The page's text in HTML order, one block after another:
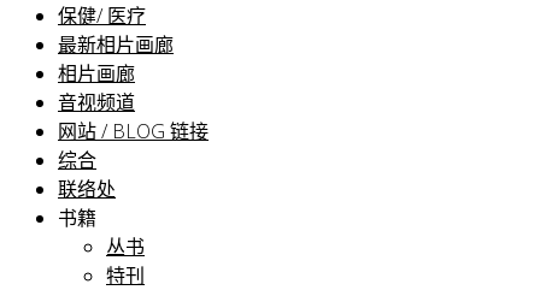
保健/ 医疗
最新相片画廊
相片画廊
音视频道
网站 / BLOG 链接
综合
联络处
书籍
丛书
特刊